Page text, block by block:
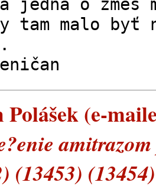
jedná o zmes
tam malo byť
(e-
(13453) (13454)